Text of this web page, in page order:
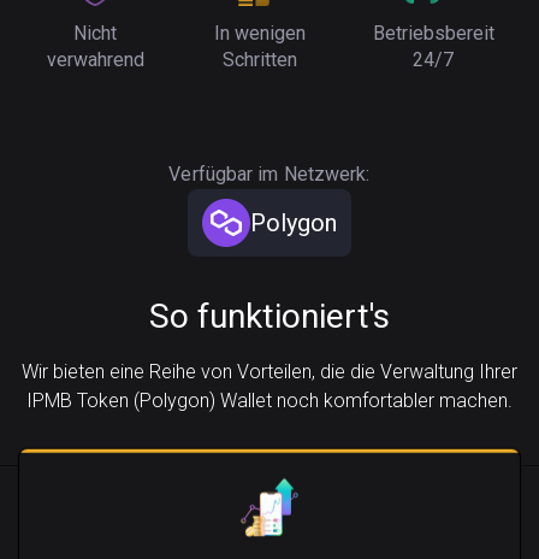
Nicht
verwahrend
In wenigen
Schritten
Betriebsbereit
24/7
Verfügbar im Netzwerk:
Polygon
So funktioniert's
Wir bieten eine Reihe von Vorteilen, die die Verwaltung Ihrer
IPMB Token (Polygon) Wallet noch komfortabler machen.